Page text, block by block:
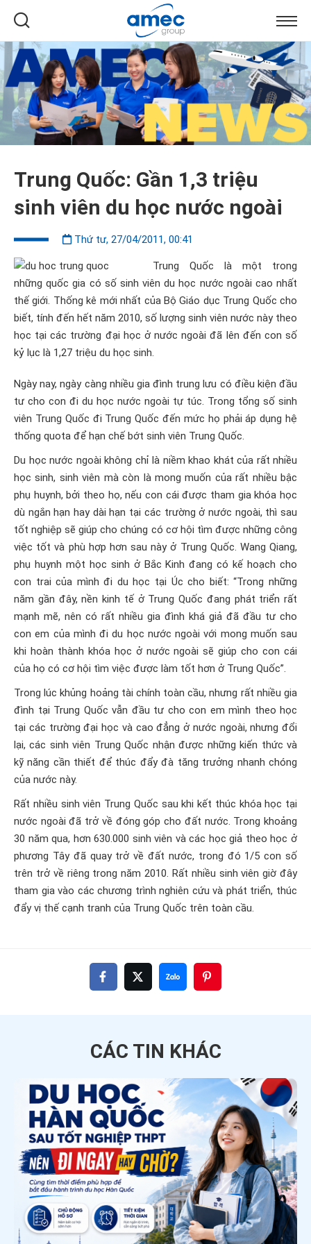
Trung Quốc: Gần 1,3 triệu
sinh viên du học nước ngoài
Thứ tư, 27/04/2011, 00:41
Trung Quốc là một trong
những quốc gia có số sinh viên du học nước ngoài cao nhất
thế giới. Thống kê mới nhất của Bộ Giáo dục Trung Quốc cho
biết, tính đến hết năm 2010, số lượng sinh viên nước này theo
học tại các trường đại học ở nước ngoài đã lên đến con số
kỷ lục là 1,27 triệu du học sinh.
Ngày nay, ngày càng nhiều gia đình trung lưu có điều kiện đầu
tư cho con đi du học nước ngoài tự túc. Trong tổng số sinh
viên Trung Quốc đi Trung Quốc đến mức họ phải áp dụng hệ
thống quota để hạn chế bớt sinh viên Trung Quốc.
Du học nước ngoài không chỉ là niềm khao khát của rất nhiều
học sinh, sinh viên mà còn là mong muốn của rất nhiều bậc
phụ huynh, bởi theo họ, nếu con cái được tham gia khóa học
dù ngắn hạn hay dài hạn tại các trường ở nước ngoài, thì sau
tốt nghiệp sẽ giúp cho chúng có cơ hội tìm được những công
việc tốt và phù hợp hơn sau này ở Trung Quốc. Wang Qiang,
phụ huynh một học sinh ở Bắc Kinh đang có kế hoạch cho
con trai của mình đi du học tại Úc cho biết: “Trong những
năm gần đây, nền kinh tế ở Trung Quốc đang phát triển rất
mạnh mẽ, nên có rất nhiều gia đình khá giả đã đầu tư cho
con em của mình đi du học nước ngoài với mong muốn sau
khi hoàn thành khóa học ở nước ngoài sẽ giúp cho con cái
của họ có cơ hội tìm việc được làm tốt hơn ở Trung Quốc”.
Trong lúc khủng hoảng tài chính toàn cầu, nhưng rất nhiều gia
đình tại Trung Quốc vẫn đầu tư cho con em mình theo học
tại các trường đại học và cao đẳng ở nước ngoài, nhưng đổi
lại, các sinh viên Trung Quốc nhận được những kiến thức và
kỹ năng cần thiết để thúc đẩy đà tăng trưởng nhanh chóng
của nước này.
Rất nhiều sinh viên Trung Quốc sau khi kết thúc khóa học tại
nước ngoài đã trở về đóng góp cho đất nước. Trong khoảng
30 năm qua, hơn 630.000 sinh viên và các học giả theo học ở
phương Tây đã quay trở về đất nước, trong đó 1/5 con số
trên trở về riêng trong năm 2010. Rất nhiều sinh viên giờ đây
tham gia vào các chương trình nghiên cứu và phát triển, thúc
đẩy vị thế cạnh tranh của Trung Quốc trên toàn cầu.
CÁC TIN KHÁC